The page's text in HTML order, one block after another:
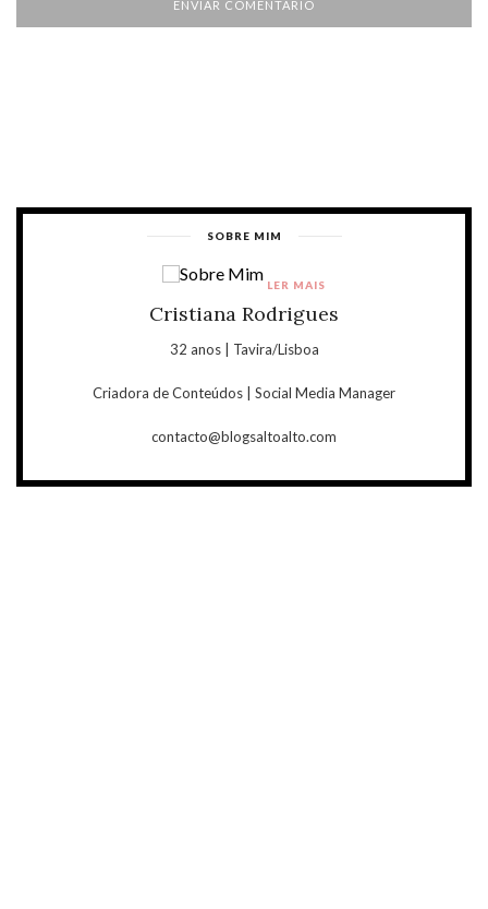
SOBRE MIM
Cristiana Rodrigues
32 anos | Tavira/Lisboa
Criadora de Conteúdos | Social Media Manager
contacto@blogsaltoalto.com
LER MAIS